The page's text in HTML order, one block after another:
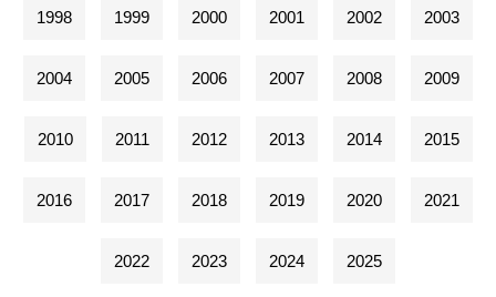
1998 1999 2000 2001 2002 2003
2004 2005 2006 2007 2008 2009
2010 2011 2012 2013 2014 2015
2016 2017 2018 2019 2020 2021
2022 2023 2024 2025